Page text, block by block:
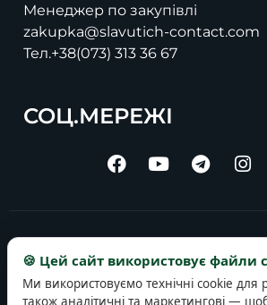
Менеджер по закупівлі
zakupka@slavutich-contact.com
Тел.+38(073) 313 36 67
СОЦ.МЕРЕЖІ
🍪 Цей сайт використовує файли
Ми використовуємо технічні cookie для
також аналітичні та маркетингові —